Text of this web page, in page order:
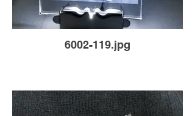
6002-119.jpg